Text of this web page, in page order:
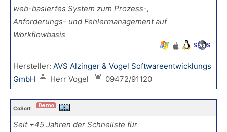
web-basiertes System zum Prozess-,
Anforderungs- und Fehlermanagement auf
Workflowbasis
Hersteller: AVS Alzinger & Vogel Softwareentwicklungs
GmbH
Herr Vogel 09472/91120
CoSort
Seit +45 Jahren der Schnellste für